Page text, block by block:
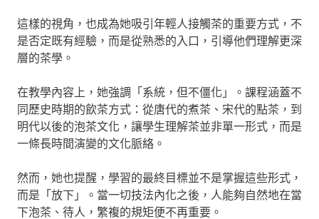
這樣的視角，也成為她吸引年輕人接觸茶的重要方式，不
是否定既有經驗，而是從熟悉的入口，引導他們理解更深
層的茶學。
在教學內容上，她強調「系統，但不僵化」。課程涵蓋不
同歷史時期的飲茶方式：從唐代的煮茶、宋代的點茶，到
明代以後的泡茶文化，讓學生理解茶並非單一形式，而是
一條長時間演變的文化脈絡。
然而，她也提醒，學習的最終目標並不是掌握這些形式，
而是「放下」。當一切技法內化之後，人能夠自然地在當
下泡茶、待人，繁複的規矩便不再重要。